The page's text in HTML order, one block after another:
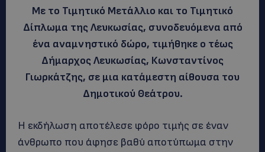
Με το Τιμητικό Μετάλλιο και το Τιμητικό
Δίπλωμα της Λευκωσίας, συνοδευόμενα από
ένα αναμνηστικό δώρο, τιμήθηκε ο τέως
Δήμαρχος Λευκωσίας, Κωνσταντίνος
Γιωρκάτζης, σε μια κατάμεστη αίθουσα του
Δημοτικού Θεάτρου.
Η εκδήλωση αποτέλεσε φόρο τιμής σε έναν
άνθρωπο που άφησε βαθύ αποτύπωμα στην